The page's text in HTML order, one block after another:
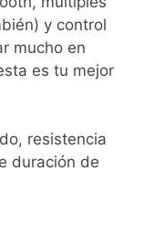
y control
mucho en
es tu mejor
resistencia
duración de